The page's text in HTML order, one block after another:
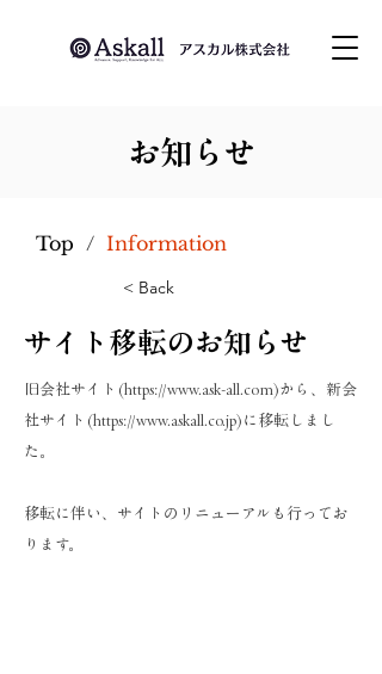
お知らせ
Top / Information
< Back
サイト移転のお知らせ
旧会社サイト(https://www.ask-all.com)から、新会
社サイト(https://www.askall.co.jp)に移転しまし
た。
移転に伴い、サイトのリニューアルも行ってお
ります。